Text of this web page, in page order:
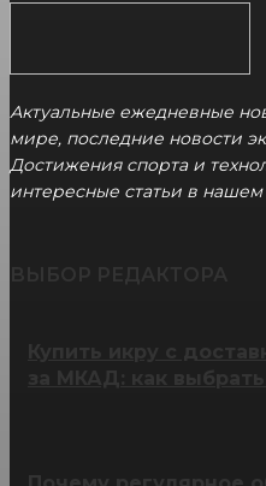
Актуальные ежедневные
мире, последние новости
Достижения спорта и
интересные статьи в